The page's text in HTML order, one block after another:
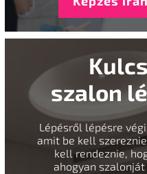
szalon
Lépésről lépésre
amit be kell
kell rendeznie,
ahogyan